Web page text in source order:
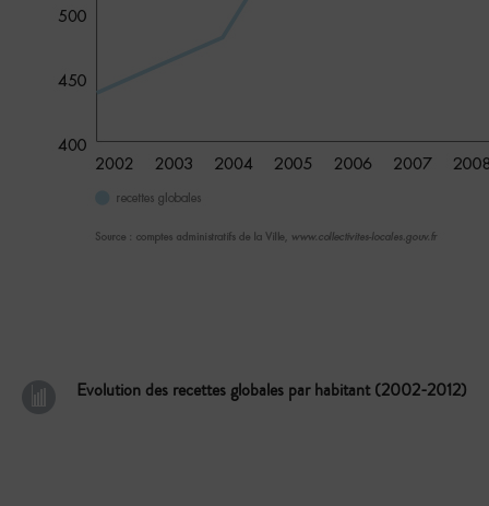
Evolution des recettes globales par habitant (2002-2012)